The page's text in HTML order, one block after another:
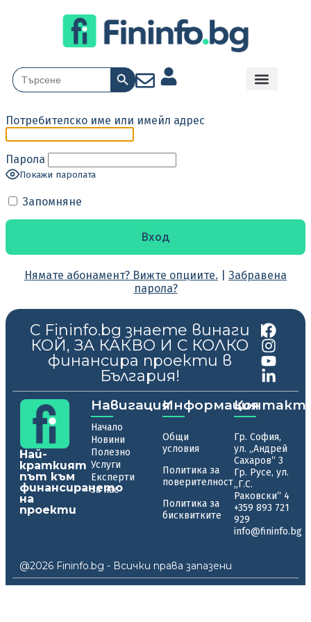
Search
for:
Search Button
Потребителско име или имейл адрес
Парола
Покажи паролата
Запомняне
Нямате абонамент? Вижте опциите.
Забравена
парола?
С Fininfo.bg знаете винаги
КОЙ, ЗА КАКВО И С КОЛКО
финансира проекти в
България!
|
Най-
краткият
път към
финансирането
на
проекти
Навигация
Начало
Новини
Полезно
Услуги
Експерти
За нас
Информация
Общи
условия
Политика за
поверителност
Политика за
бисквитките
Гр. София,
ул. „Андрей
Сахаров“ 3
Гр. Русе, ул.
„Г.С.
Раковски“ 4
+359 893 721
929
info@fininfo.bg
@2026 Fininfo.bg - Всички права запазени